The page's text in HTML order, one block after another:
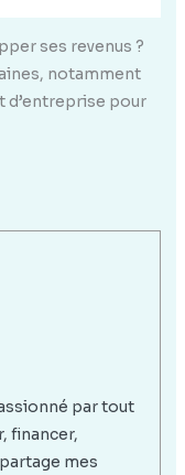
ses revenus ?
notamment
pour
par tout
financer,
mes